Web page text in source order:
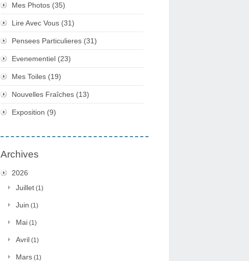
Mes Photos (35)
Lire Avec Vous (31)
Pensees Particulieres (31)
Evenementiel (23)
Mes Toiles (19)
Nouvelles Fraîches (13)
Exposition (9)
Archives
2026
Juillet (1)
Juin (1)
Mai (1)
Avril (1)
Mars (1)